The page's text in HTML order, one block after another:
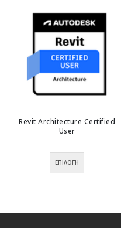
Revit Architecture Certified
User
0out of 5
ΕΠΙΛΟΓΉ
Αυτό το προϊόν έχει πολλαπλές παραλλαγές. Οι επιλογές μπορούν να επιλεγούν στη σελίδα του προϊόντος